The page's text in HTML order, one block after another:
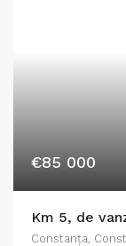
€85 000
Constanţa,